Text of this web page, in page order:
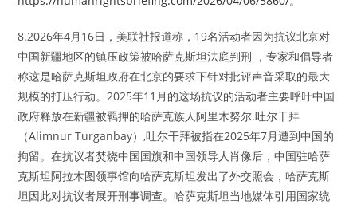
8.2026年4月16日，美联社报道称，19名活动者因为抗议北京对
中国新疆地区的镇压政策被哈萨克斯坦法庭判刑 ，专家和倡导者
称这是哈萨克斯坦政府在北京的要求下针对批评声音采取的最大
规模的打压行动。2025年11月的这场抗议的活动者主要呼吁中国
政府释放在新疆被羁押的哈萨克族人阿里木努尔.吐尔干拜
（Alimnur Turganbay）,吐尔干拜被指在2025年7月遭到中国的
拘留。在抗议者焚烧中国国旗和中国领导人肖像后，中国驻哈萨
克斯坦阿拉木图领事馆向哈萨克斯坦发出了外交照会，哈萨克斯
坦因此对抗议者展开刑事调查。哈萨克斯坦当地媒体引用国家统